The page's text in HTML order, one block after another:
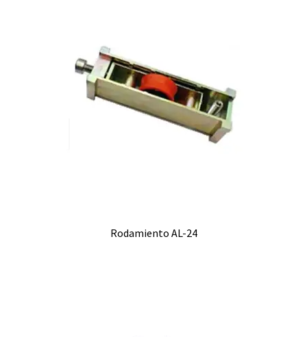
Rodamiento AL-24